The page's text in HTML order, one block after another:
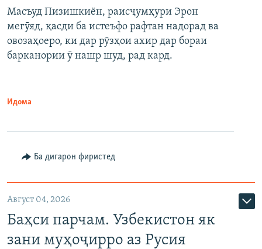
Масъуд Пизишкиён, раисҷумҳури Эрон
мегӯяд, қасди ба истеъфо рафтан надорад ва
овозаҳоеро, ки дар рӯзҳои ахир дар бораи
барканории ӯ нашр шуд, рад кард.
Идома
Ба дигарон фиристед
Август 04, 2026
Баҳси парчам. Узбекистон як
зани муҳоҷирро аз Русия